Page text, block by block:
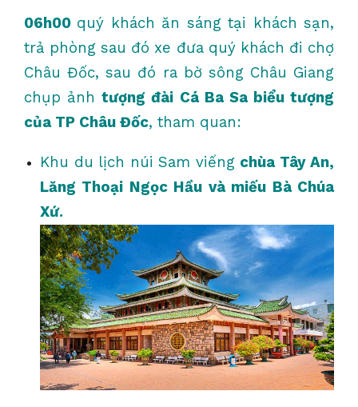
06h00 quý khách ăn sáng tại khách sạn,
trả phòng sau đó xe đưa quý khách đi chợ
Châu Đốc, sau đó ra bờ sông Châu Giang
chụp ảnhtượng đài Cá Ba Sa biểu tượng
của TP Châu Đốc, tham quan:
Khu du lịch núi Sam viếng chùa Tây An,
Lăng Thoại Ngọc Hầu và miếu Bà Chúa
Xứ.